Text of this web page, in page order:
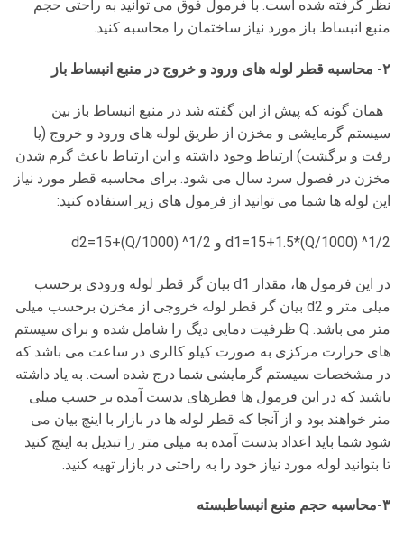
نظر گرفته شده است. با فرمول فوق می توانید به راحتی حجم
منبع انبساط باز مورد نیاز ساختمان را محاسبه کنید.
۲- محاسبه قطر لوله های ورود و خروج در منبع انبساط باز
همان گونه که پیش از این گفته شد در منبع انبساط باز بین
سیستم گرمایشی و مخزن از طریق لوله های ورود و خروج (یا
رفت و برگشت) ارتباط وجود داشته و این ارتباط باعث گرم شدن
مخزن در فصول سرد سال می شود. برای محاسبه قطر مورد نیاز
این لوله ها شما می توانید از فرمول های زیر استفاده کنید:
d1=15+1.5*(Q/1000) ^1/2 و d2=15+(Q/1000) ^1/2
در این فرمول ها، مقدار d1 بیان گر قطر لوله ورودی برحسب
میلی متر و d2 بیان گر قطر لوله خروجی از مخزن برحسب میلی
متر می باشد. Q ظرفیت دمایی دیگ را شامل شده و برای سیستم
های حرارت مرکزی به صورت کیلو کالری در ساعت می باشد که
در مشخصات سیستم گرمایشی شما درج شده است. به یاد داشته
باشید که در این فرمول ها قطرهای بدست آمده بر حسب میلی
متر خواهند بود و از آنجا که قطر لوله ها در بازار با اینچ بیان می
شود شما باید اعداد بدست آمده به میلی متر را تبدیل به اینچ کنید
تا بتوانید لوله مورد نیاز خود را به راحتی در بازار تهیه کنید.
۳-محاسبه حجم منبع انبساطبسته